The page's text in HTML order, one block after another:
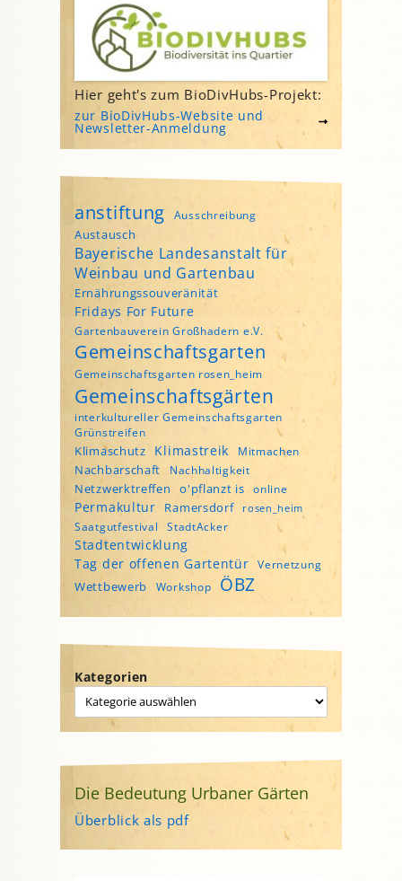
Hier geht's zum BioDivHubs-Projekt:
zur BioDivHubs-Website und
Newsletter-Anmeldung
anstiftung Ausschreibung
Austausch
Bayerische Landesanstalt für
Weinbau und Gartenbau
Ernährungssouveränität
Fridays For Future
Gartenbauverein Großhadern e.V.
Gemeinschaftsgarten
Gemeinschaftsgarten rosen_heim
Gemeinschaftsgärten
interkultureller Gemeinschaftsgarten
Grünstreifen
Klimaschutz Klimastreik Mitmachen
Nachbarschaft Nachhaltigkeit
Netzwerktreffen o'pflanzt is online
Permakultur Ramersdorf rosen_heim
Saatgutfestival StadtAcker
Stadtentwicklung
Tag der offenen Gartentür
Vernetzung
Wettbewerb Workshop ÖBZ
Kategorien
Die Bedeutung Urbaner Gärten
Überblick als pdf